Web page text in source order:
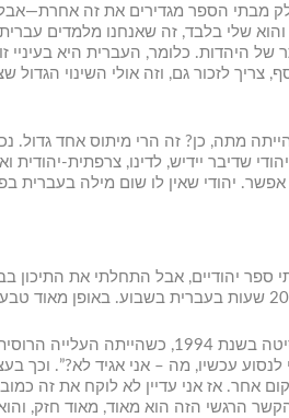
מבתי הספר מגדירים את זה אחרת—אבל
והוא שלי בלבד, זה שאנחנו מלמדים
היהדות. כלומר, העברית היא בעיניי
צריך לזכור גם, וזה אולי השינוי
מתה, כן? זה הרי מיתוס אחד גדול.
שדיבר יידיש, לדינו, צרפתית-
יהודי שאין לו שום מילה בעברית
ספר יהודיים, אבל התחלתי את
מה שקרה זה שבאחד הקורסים
לנסוע עכשיו, מה – אני אגיד לא?”.
אחר. אז אני עדיין לא לוקח את זה
הרגשי הזה הוא מאוד, מאוד חזק,